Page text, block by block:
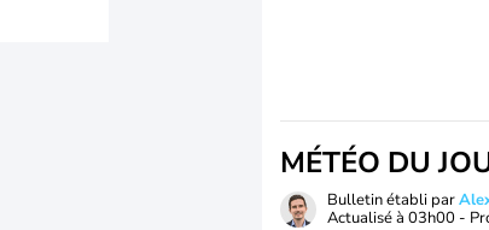
MÉTÉO DU
Bulletin établi par
Actualisé à 03h00 -